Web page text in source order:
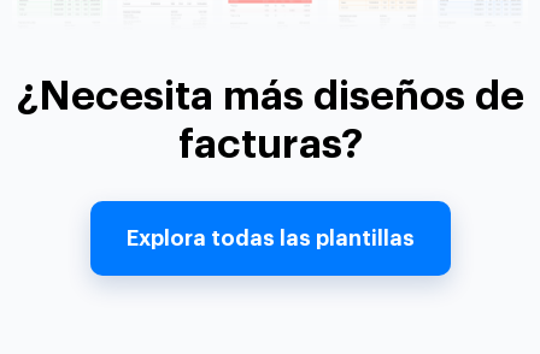
¿Necesita más diseños de
facturas?
Explora todas las plantillas